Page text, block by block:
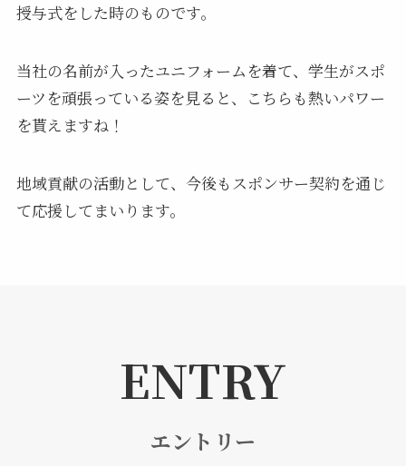
授与式をした時のものです。
当社の名前が入ったユニフォームを着て、学生がスポ
ーツを頑張っている姿を見ると、こちらも熱いパワー
を貰えますね！
地域貢献の活動として、今後もスポンサー契約を通じ
て応援してまいります。
ENTRY
エントリー